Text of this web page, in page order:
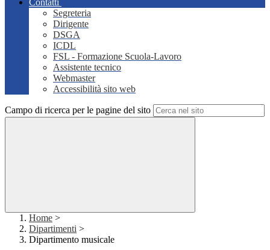
Contatti
Segreteria
Dirigente
DSGA
ICDL
FSL - Formazione Scuola-Lavoro
Assistente tecnico
Webmaster
Accessibilità sito web
Campo di ricerca per le pagine del sito
Home >
Dipartimenti >
Dipartimento musicale